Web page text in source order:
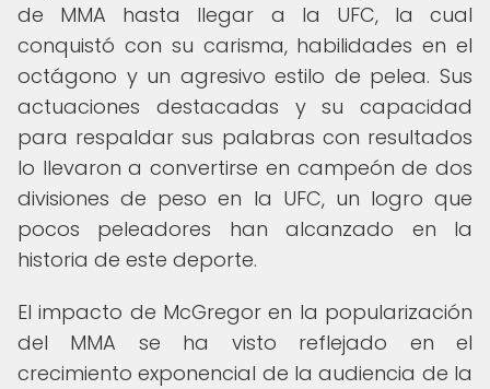
de MMA hasta llegar a la UFC, la cual
conquistó con su carisma, habilidades en el
octágono y un agresivo estilo de pelea. Sus
actuaciones destacadas y su capacidad
para respaldar sus palabras con resultados
lo llevaron a convertirse en campeón de dos
divisiones de peso en la UFC, un logro que
pocos peleadores han alcanzado en la
historia de este deporte.
El impacto de McGregor en la popularización
del MMA se ha visto reflejado en el
crecimiento exponencial de la audiencia de la